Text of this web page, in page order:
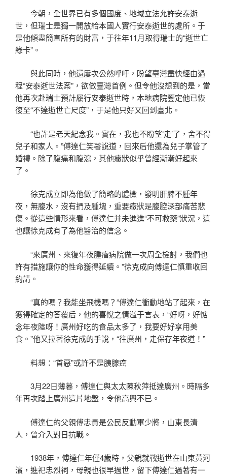
今朝，全世界已有多個國度、地域立法允許安泰逝
世，但瑞士是獨一開放給本國人實行安泰逝世的處所。于
是他傾盡簡直所有的財富，于往年11月取得瑞士的“逝世亡
綠卡”。
與此同時，他還屢次公然呼吁，盼望臺灣盡快經由過
程“安泰逝世法案”，欲做臺灣首例。但令他沒想到的是，當
他再次赴瑞士預計履行安泰逝世時，本地病院鑒定他已恢
復至“不達逝世亡尺度”，于是他只好又回到臺北。
“也許是老天紀念我。實在，我也不盼望‘走’了，舍不得
兒子和家人。”傅達仁笑著說道，回來后他還為兒子掌管了
婚禮。除了腹痛和腹瀉，其他癥狀似乎曾經漸漸好起來
了。
徐克成立即為他做了簡略的體檢，發明肝脾不腫年
夜，無腹水，沒有捫及腫塊，重要癥狀是腹腔深部痛苦悲
傷。從這些情形來看，傅達仁并未進進“不可救藥”狀況，這
也讓徐克成有了為他醫治的信念。
“來廣州、來復年夜腫瘤病院做一次周全檢討，我們也
許有措施讓你的性命獲得延續。”徐克成向傅達仁慎重收回
約請。
“真的嗎？我能坐飛機嗎？”傅達仁衝動地站了起來，在
獲得確定的答覆后，他的喜悅之情溢于言表，“好呀，好惦
念年夜陸呀！廣州好吃的食品太多了，我要好好享用美
食。”他又拉著徐克成的手說，“往廣州，走保存年夜道！”
料想：“首惡”或許不是胰腺癌
3月22日薄暮，傅達仁與太太陳秋萍抵達廣州。時隔多
年再次踏上廣州這片地盤，令他高興不已。
傅達仁的父親傅忠貴是公民反動軍少將，山東長清
人，曾介入對日抗戰。
1938年，傅達仁年僅4歲時，父親就戰逝世在山東黃河
濱，進祀忠烈祠，母親也很早過世，留下傅達仁過著有一